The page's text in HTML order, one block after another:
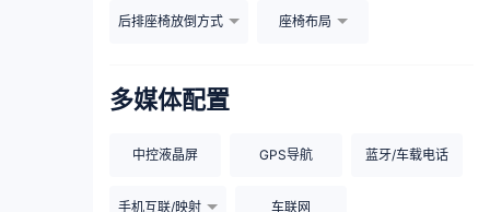
后排座椅放倒方式 座椅布局
多媒体配置
中控液晶屏 GPS导航 蓝牙/车载电话
手机互联/映射 车联网